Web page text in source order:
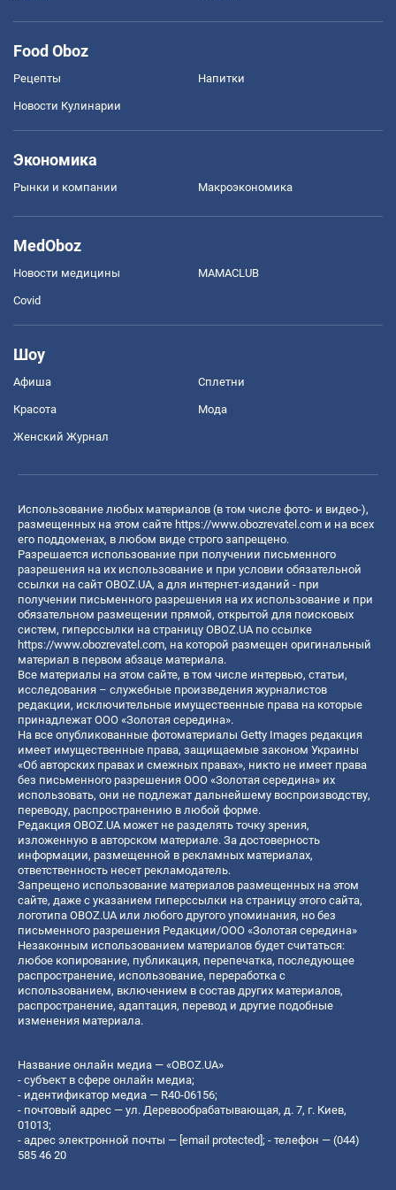
Food Oboz
Рецепты Напитки
Новости Кулинарии
Экономика
Рынки и компании Mакроэкономика
MedOboz
Новости медицины MAMACLUB
Covid
Шоу
Афиша Сплетни
Красота Мода
Женский Журнал
Использование любых материалов (в том числе фото- и видео-),
размещенных на этом сайте https://www.obozrevatel.com и на всех
его поддоменах, в любом виде строго запрещено.
Разрешается использование при получении письменного
разрешения на их использование и при условии обязательной
ссылки на сайт OBOZ.UA, а для интернет-изданий - при
получении письменного разрешения на их использование и при
обязательном размещении прямой, открытой для поисковых
систем, гиперссылки на страницу OBOZ.UA по ссылке
https://www.obozrevatel.com, на которой размещен оригинальный
материал в первом абзаце материала.
Все материалы на этом сайте, в том числе интервью, статьи,
исследования – служебные произведения журналистов
редакции, исключительные имущественные права на которые
принадлежат ООО «Золотая середина».
На все опубликованные фотоматериалы Getty Images редакция
имеет имущественные права, защищаемые законом Украины
«Об авторских правах и смежных правах», никто не имеет права
без письменного разрешения ООО «Золотая середина» их
использовать, они не подлежат дальнейшему воспроизводству,
переводу, распространению в любой форме.
Редакция OBOZ.UA может не разделять точку зрения,
изложенную в авторском материале. За достоверность
информации, размещенной в рекламных материалах,
ответственность несет рекламодатель.
Запрещено использование материалов размещенных на этом
сайте, даже с указанием гиперссылки на страницу этого сайта,
логотипа OBOZ.UA или любого другого упоминания, но без
письменного разрешения Редакции/ООО «Золотая середина»
Незаконным использованием материалов будет считаться:
любое копирование, публикация, перепечатка, последующее
распространение, использование, переработка с
использованием, включением в состав других материалов,
распространение, адаптация, перевод и другие подобные
изменения материала.
Название онлайн медиа — «OBOZ.UA»
- субъект в сфере онлайн медиа;
- идентификатор медиа — R40-06156;
- почтовый адрес — ул. Деревообрабатывающая, д. 7, г. Киев,
01013;
- адрес электронной почты — [email protected] ; - телефон — (044)
585 46 20